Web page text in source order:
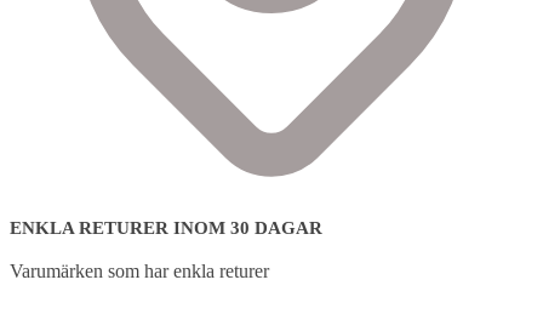
ENKLA RETURER INOM 30 DAGAR
Varumärken som har enkla returer